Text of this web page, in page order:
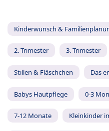
Kinderwunsch &
2. Trimester 3. Trimester
Stillen & Fläschchen Das
Babys Hautpflege 0-3
7-12 Monate Kleinkinder